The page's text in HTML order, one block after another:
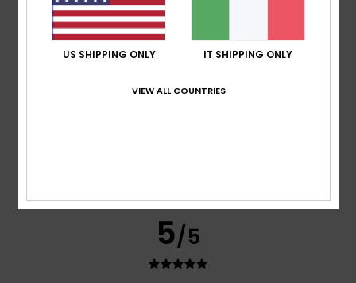
5 /5
5/5
US SHIPPING ONLY IT SHIPPING ONLY
VIEW ALL COUNTRIES